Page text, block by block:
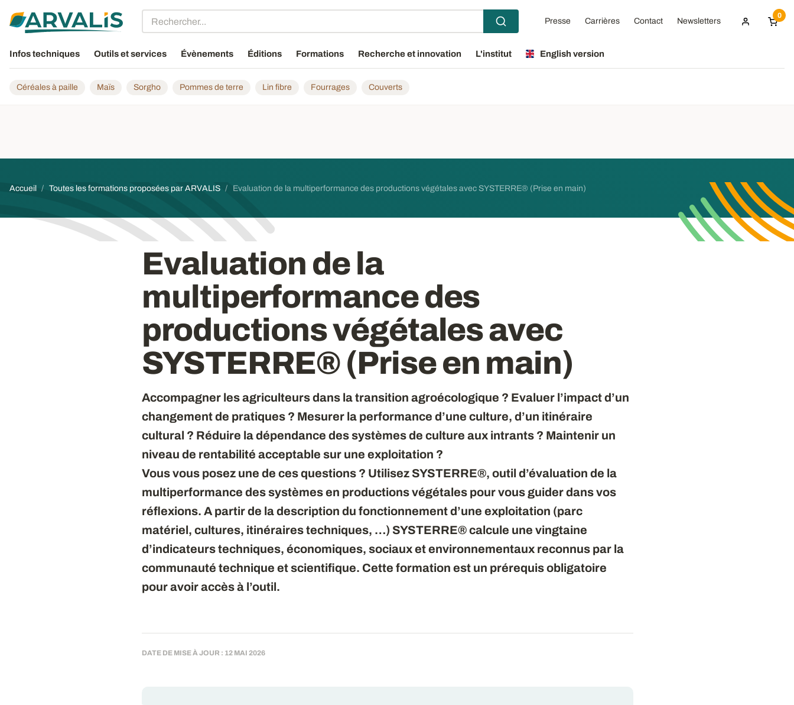
Presse Carrières Contact Newsletters
0
Infos techniques Outils et services Évènements Éditions Formations Recherche et innovation L'institut English version
Céréales à paille Maïs Sorgho Pommes de terre Lin fibre Fourrages Couverts
Fil d'Ariane
Accueil Toutes les formations proposées par ARVALIS Evaluation de la multiperformance des productions végétales avec SYSTERRE® (Prise en main)
Evaluation de la
multiperformance des
productions végétales avec
SYSTERRE® (Prise en main)
Accompagner les agriculteurs dans la transition agroécologique ? Evaluer l’impact d’un
changement de pratiques ? Mesurer la performance d’une culture, d’un itinéraire
cultural ? Réduire la dépendance des systèmes de culture aux intrants ? Maintenir un
niveau de rentabilité acceptable sur une exploitation ?
Vous vous posez une de ces questions ? Utilisez SYSTERRE®, outil d’évaluation de la
multiperformance des systèmes en productions végétales pour vous guider dans vos
réflexions. A partir de la description du fonctionnement d’une exploitation (parc
matériel, cultures, itinéraires techniques, …) SYSTERRE® calcule une vingtaine
d’indicateurs techniques, économiques, sociaux et environnementaux reconnus par la
communauté technique et scientifique. Cette formation est un prérequis obligatoire
pour avoir accès à l’outil.
DATE DE MISE À JOUR : 12 MAI 2026